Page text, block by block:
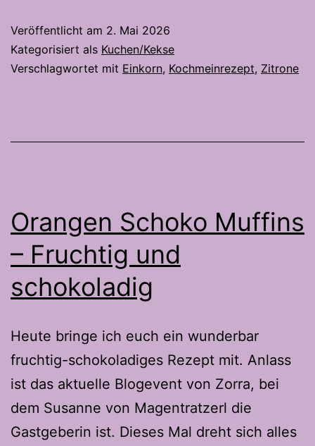
–
Die
Veröffentlicht am 2. Mai 2026
Kategorisiert als Kuchen/Kekse
Verschlagwortet mit Einkorn, Kochmeinrezept, Zitrone
Orangen Schoko Muffins
– Fruchtig und
schokoladig
Heute bringe ich euch ein wunderbar
fruchtig-schokoladiges Rezept mit. Anlass
ist das aktuelle Blogevent von Zorra, bei
dem Susanne von Magentratzerl die
Gastgeberin ist. Dieses Mal dreht sich alles